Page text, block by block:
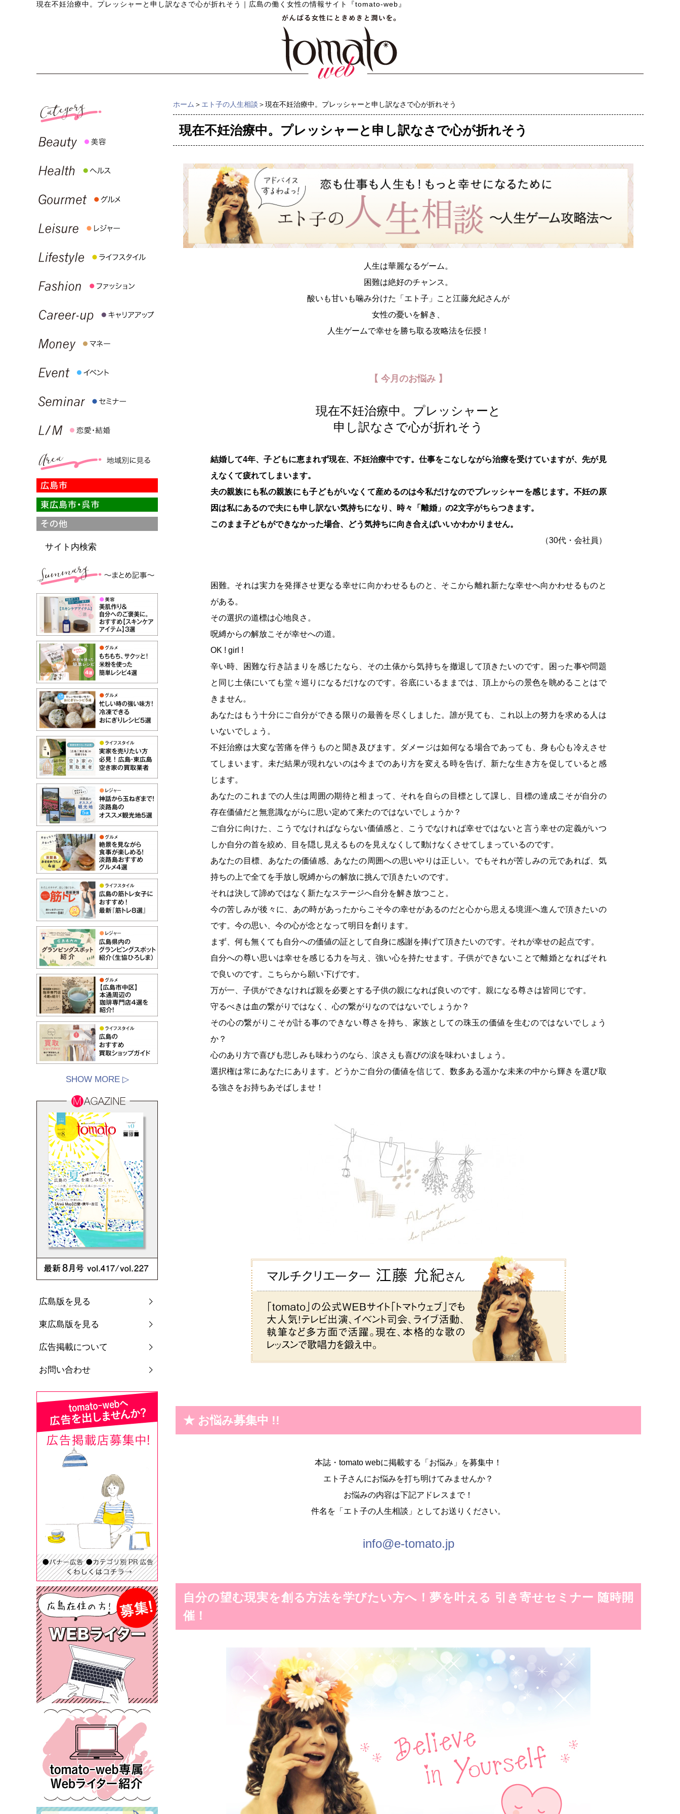
現在不妊治療中。プレッシャーと申し訳なさで心が折れそう ｜ 広島の働く女性の情報サイト『tomato-web』
ホーム ＞ エト子の人生相談 ＞現在不妊治療中。プレッシャーと申し訳なさで心が折れそう
現在不妊治療中。プレッシャーと申し訳なさで心が折れそう
人生は華麗なるゲーム。
困難は絶好のチャンス。
酸いも甘いも噛み分けた「エト子」こと江藤允紀さんが
女性の憂いを解き、
人生ゲームで幸せを勝ち取る攻略法を伝授！
【 今月のお悩み 】
現在不妊治療中。プレッシャーと
申し訳なさで心が折れそう
結婚して4年、子どもに恵まれず現在、不妊治療中です。仕事をこなしながら治療を受けていますが、先が見
えなくて疲れてしまいます。
夫の親族にも私の親族にも子どもがいなくて産めるのは今私だけなのでプレッシャーを感じます。不妊の原
因は私にあるので夫にも申し訳ない気持ちになり、時々「離婚」の2文字がちらつきます。
このまま子どもができなかった場合、どう気持ちに向き合えばいいかわかりません。
（30代・会社員）
困難。それは実力を発揮させ更なる幸せに向かわせるものと、そこから離れ新たな幸せへ向かわせるものと
がある。
その選択の道標は心地良さ。
呪縛からの解放こそが幸せへの道。
OK ! girl !
辛い時、困難な行き詰まりを感じたなら、その土俵から気持ちを撤退して頂きたいのです。困った事や問題
と同じ土俵にいても堂々巡りになるだけなのです。谷底にいるままでは、頂上からの景色を眺めることはで
きません。
あなたはもう十分にご自分ができる限りの最善を尽くしました。誰が見ても、これ以上の努力を求める人は
いないでしょう。
不妊治療は大変な苦痛を伴うものと聞き及びます。ダメージは如何なる場合であっても、身も心も冷えさせ
てしまいます。未だ結果が現れないのは今までのあり方を変える時を告げ、新たな生き方を促していると感
じます。
あなたのこれまでの人生は周囲の期待と相まって、それを自らの目標として課し、目標の達成こそが自分の
存在価値だと無意識ながらに思い定めて来たのではないでしょうか？
ご自分に向けた、こうでなければならない価値感と、こうでなければ幸せではないと言う幸せの定義がいつ
しか自分の首を絞め、目を隠し見えるものを見えなくして動けなくさせてしまっているのです。
あなたの目標、あなたの価値感、あなたの周囲への思いやりは正しい。でもそれが苦しみの元であれば、気
持ちの上で全てを手放し呪縛からの解放に挑んで頂きたいのです。
それは決して諦めではなく新たなステージへ自分を解き放つこと。
今の苦しみが後々に、あの時があったからこそ今の幸せがあるのだと心から思える境涯へ進んで頂きたいの
です。今の思い、今の心が念となって明日を創ります。
まず、何も無くても自分への価値の証として自身に感謝を捧げて頂きたいのです。それが幸せの起点です。
自分への尊い思いは幸せを感じる力を与え、強い心を持たせます。子供ができないことで離婚となればそれ
で良いのです。こちらから願い下げです。
万が一、子供ができなければ親を必要とする子供の親になれば良いのです。親になる尊さは皆同じです。
守るべきは血の繋がりではなく、心の繋がりなのではないでしょうか？
その心の繋がりこそが計る事のできない尊さを持ち、家族としての珠玉の価値を生むのではないでしょう
か？
心のあり方で喜びも悲しみも味わうのなら、涙さえも喜びの涙を味わいましょう。
選択権は常にあなたにあります。どうかご自分の価値を信じて、数多ある遥かな未来の中から輝きを選び取
る強さをお持ちあそばしませ！
★ お悩み募集中 !!
本誌・tomato webに掲載する「お悩み」を募集中！
エト子さんにお悩みを打ち明けてみませんか？
お悩みの内容は下記アドレスまで！
件名を「エト子の人生相談」としてお送りください。
info@e-tomato.jp
自分の望む現実を創る方法を学びたい方へ！夢を叶える 引き寄せセミナー 随時開
催！
サイト内検索
SHOW MORE ▷
広島版を見る
東広島版を見る
広告掲載について
お問い合わせ